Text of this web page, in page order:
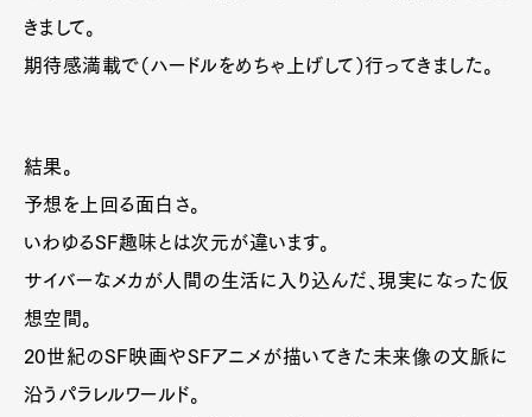
きまして。
期待感満載で（ハードルをめちゃ上げして）行ってきました。
結果。
予想を上回る面白さ。
いわゆるSF趣味とは次元が違います。
サイバーなメカが人間の生活に入り込んだ、現実になった仮
想空間。
20世紀のSF映画やSFアニメが描いてきた未来像の文脈に
沿うパラレルワールド。